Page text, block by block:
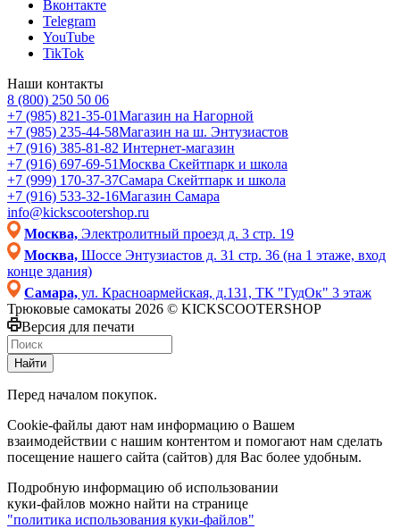
Вконтакте
Telegram
YouTube
TikTok
Наши контакты
8 (800) 250 50 06
+7 (985) 821-35-01Магазин на Нагорной
+7 (985) 235-44-58Магазин на ш. Энтузиастов
+7 (916) 385-81-82 Интернет-магазин
+7 (916) 697-69-51Москва Скейтпарк и школа
+7 (999) 170-37-37Самара Скейтпарк и школа
+7 (916) 533-32-16Магазин Самара
info@kickscootershop.ru
Москва, Электролитный проезд д. 3 стр. 19
Москва, Шоссе Энтузиастов д. 31 стр. 36 (на 1 этаже, вход
конце здания)
Самара, ул. Красноармейская, д.131, ТК "ГудОк" 3 этаж
Трюковые самокаты 2026 © KICKSCOOTERSHOP
Версия для печати
Найти
Перед началом покупок.
Cookie-файлы дают нам информацию о Вашем
взаимодействии с нашим контентом и помогают нам сделать
посещение нашего сайта (сайтов) для Вас более удобным.
Подробную информацию об использовании
куки-файлов можно найти на странице
"политика использования куки-файлов"